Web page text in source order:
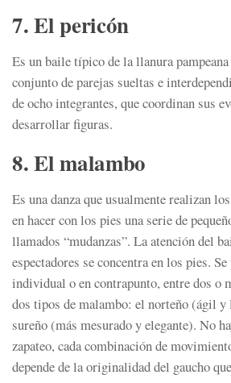
7. El pericón
Es un baile típico de la llanura
conjunto de parejas sueltas e
de ocho integrantes, que coordinan sus
desarrollar figuras.
8. El malambo
Es una danza que usualmente realizan
en hacer con los pies una serie de
llamados “mudanzas”. La atención del
espectadores se concentra en los pies.
individual o en contrapunto, entre dos o
dos tipos de malambo: el norteño (ágil
sureño (más mesurado y elegante). No
zapateo, cada combinación de
depende de la originalidad del gaucho